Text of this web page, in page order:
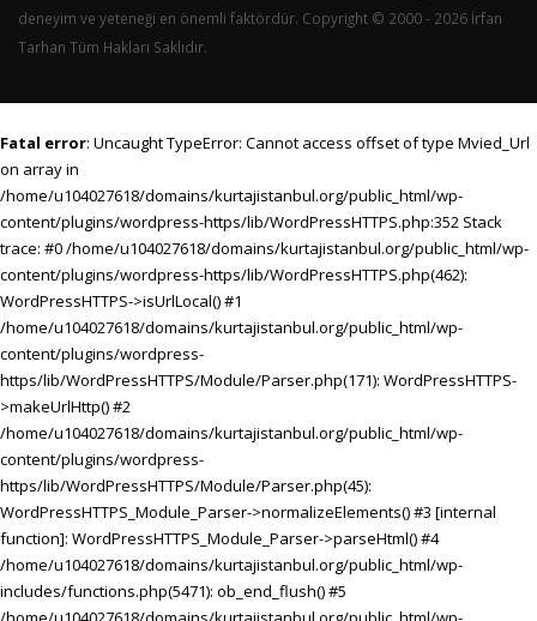
deneyim ve yeteneği en önemli faktördür. Copyright © 2000 - 2026 İrfan
Tarhan Tüm Hakları Saklıdır.
Fatal error: Uncaught TypeError: Cannot access offset of type Mvied_Url
on array in
/home/u104027618/domains/kurtajistanbul.org/public_html/wp-
content/plugins/wordpress-https/lib/WordPressHTTPS.php:352 Stack
trace: #0 /home/u104027618/domains/kurtajistanbul.org/public_html/wp-
content/plugins/wordpress-https/lib/WordPressHTTPS.php(462):
WordPressHTTPS->isUrlLocal() #1
/home/u104027618/domains/kurtajistanbul.org/public_html/wp-
content/plugins/wordpress-
https/lib/WordPressHTTPS/Module/Parser.php(171): WordPressHTTPS-
>makeUrlHttp() #2
/home/u104027618/domains/kurtajistanbul.org/public_html/wp-
content/plugins/wordpress-
https/lib/WordPressHTTPS/Module/Parser.php(45):
WordPressHTTPS_Module_Parser->normalizeElements() #3 [internal
function]: WordPressHTTPS_Module_Parser->parseHtml() #4
/home/u104027618/domains/kurtajistanbul.org/public_html/wp-
includes/functions.php(5471): ob_end_flush() #5